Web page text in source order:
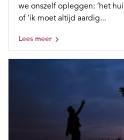
we onszelf opleggen: ‘het
of ‘ik moet altijd aardig...
Lees meer